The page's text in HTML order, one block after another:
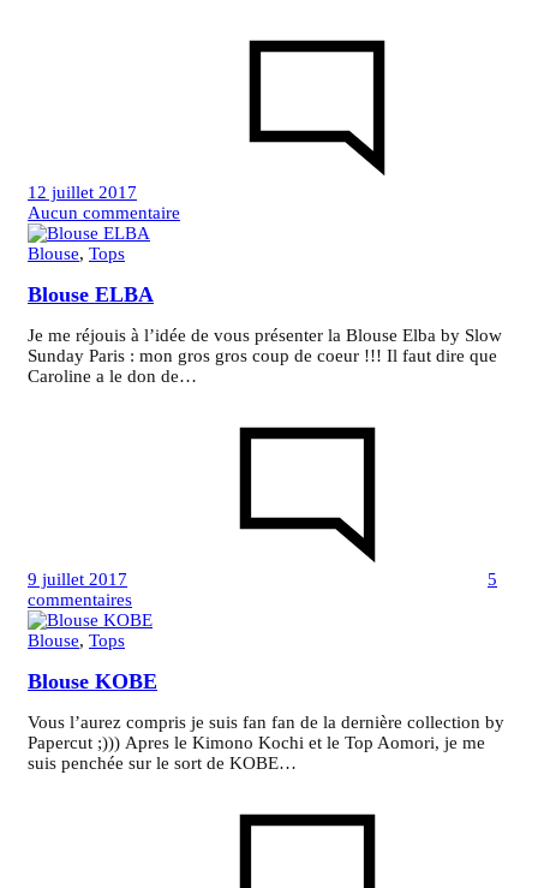
12 juillet 2017
Aucun commentaire
Blouse, Tops
Blouse ELBA
Je me réjouis à l’idée de vous présenter la Blouse Elba by Slow
Sunday Paris : mon gros gros coup de coeur !!! Il faut dire que
Caroline a le don de…
9 juillet 2017
5
commentairessur
Blouse
Blouse, Tops
Blouse KOBE
Vous l’aurez compris je suis fan fan de la dernière collection by
Papercut ;))) Apres le Kimono Kochi et le Top Aomori, je me
suis penchée sur le sort de KOBE…